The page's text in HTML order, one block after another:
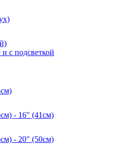
с подсветкой
- 16" (41см)
- 20" (50см)